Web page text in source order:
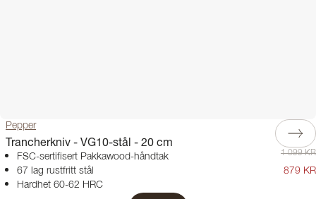
Pepper
Trancherkniv - VG10-stål - 20 cm
FSC-sertifisert Pakkawood-håndtak
67 lag rustfritt stål
Hardhet 60-62 HRC
1 099 KR
879 KR